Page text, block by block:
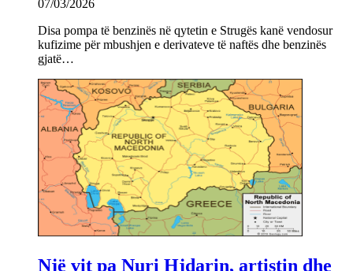
07/03/2026
Disa pompa të benzinës në qytetin e Strugës kanë vendosur
kufizime për mbushjen e derivateve të naftës dhe benzinës
gjatë…
Një vit pa Nuri Hjdarin, artistin dhe